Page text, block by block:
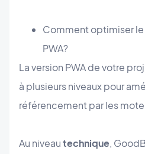
Comment optimiser
PWA?
La version PWA de votre
à plusieurs niveaux pour
référencement par les
Au niveautechnique,